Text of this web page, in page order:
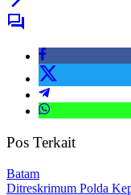
Pos Terkait
Batam
Ditreskrimum Polda